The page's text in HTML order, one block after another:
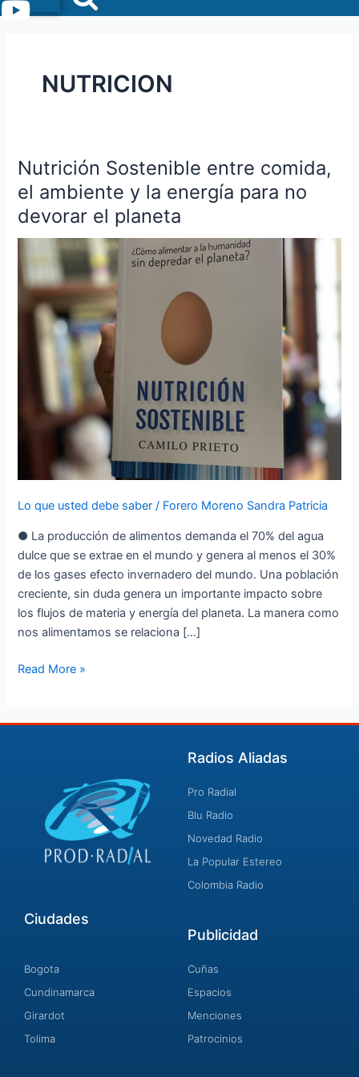
Menu
NUTRICION
Nutrición Sostenible entre comida,
el ambiente y la energía para no
devorar el planeta
Lo que usted debe saber / Forero Moreno Sandra Patricia
● La producción de alimentos demanda el 70% del agua
dulce que se extrae en el mundo y genera al menos el 30%
de los gases efecto invernadero del mundo. Una población
creciente, sin duda genera un importante impacto sobre
los flujos de materia y energía del planeta. La manera como
nos alimentamos se relaciona […]
Nutrición
Sostenible
entre
comida,
el
y
energía
planeta
Read More »
Radios Aliadas
Pro Radial
Blu Radio
Novedad Radio
La Popular Estereo
Colombia Radio
Ciudades
Bogota
Cundinamarca
Girardot
Tolima
Publicidad
Cuñas
Espacios
Menciones
Patrocinios